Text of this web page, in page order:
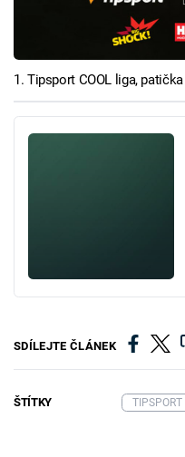
1. Tipsport COOL liga, patička
SDÍLEJTE ČLÁNEK
ŠTÍTKY TIPSPORT